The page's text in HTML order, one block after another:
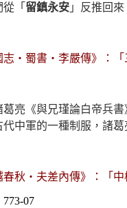
「 留鎮永安 」反推回
志‧蜀書‧李嚴傳》：「
葛亮《與兄瑾論白帝兵書
代中軍的一種制服，諸
春秋‧夫差內傳》：「